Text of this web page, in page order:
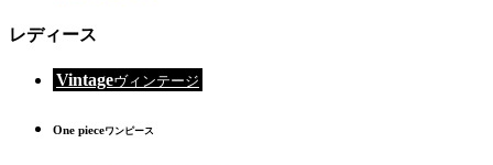
レディース
Vintageヴィンテージ
One pieceワンピース